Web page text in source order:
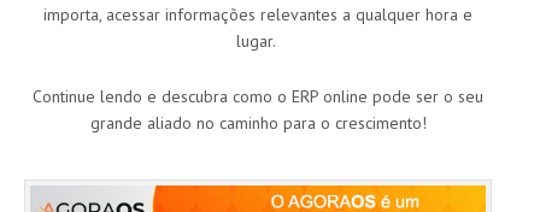
importa, acessar informações relevantes a qualquer hora e
lugar.
Continue lendo e descubra como o ERP online pode ser o seu
grande aliado no caminho para o crescimento!